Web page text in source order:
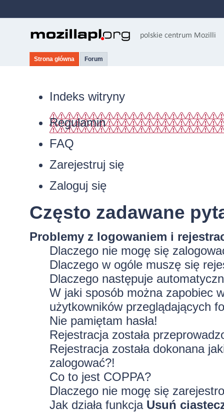
Strona główna Forum
Indeks witryny
Regulamin
FAQ
Zarejestruj się
Zaloguj się
Często zadawane
Problemy z logowaniem i
Dlaczego nie mogę się
Dlaczego w ogóle muszę się
Dlaczego następuje
W jaki sposób można zapobiec
użytkowników przeglądających
Nie pamiętam hasła!
Rejestracja została
Rejestracja została dokonana
zalogować?!
Co to jest COPPA?
Dlaczego nie mogę się
Jak działa funkcja Usuń